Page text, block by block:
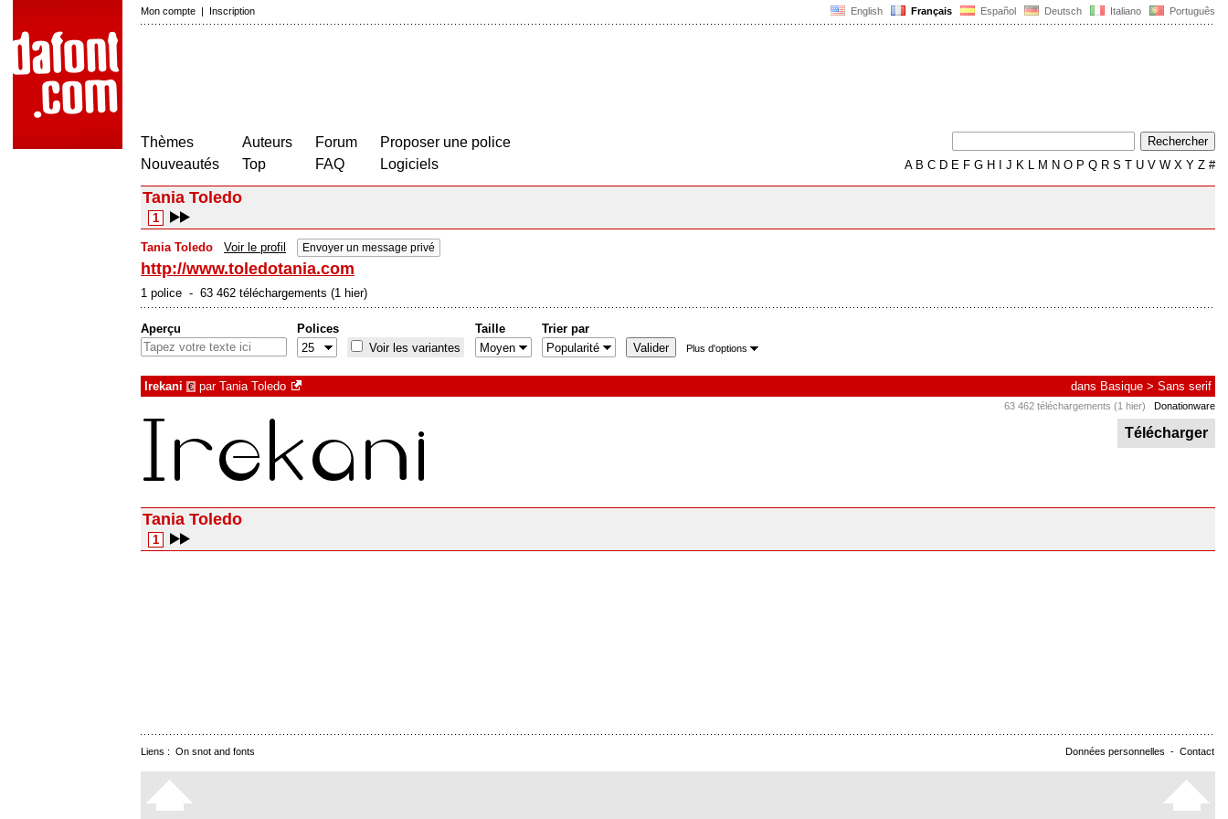
English Français Español Deutsch Italiano Português
Mon compte | Inscription
Thèmes
Nouveautés
Auteurs
Top
Forum
FAQ
Proposer une police
Logiciels
AB C D E F G H J K L M N O P Q R S T U V W X Y Z #
Tania Toledo
1
Tania Toledo Voir le profil Envoyer un message privé
http://www.toledotania.com
1 police - 63 462 téléchargements (1 hier)
Aperçu
Polices
Voir les variantes
Taille Trier par
Plus d'options
Irekani € par Tania Toledo dans Basique > Sans serif
63 462 téléchargements (1 hier) Donationware
Télécharger
Tania Toledo
1
Données personnelles - Contact
Liens : On snot and fonts